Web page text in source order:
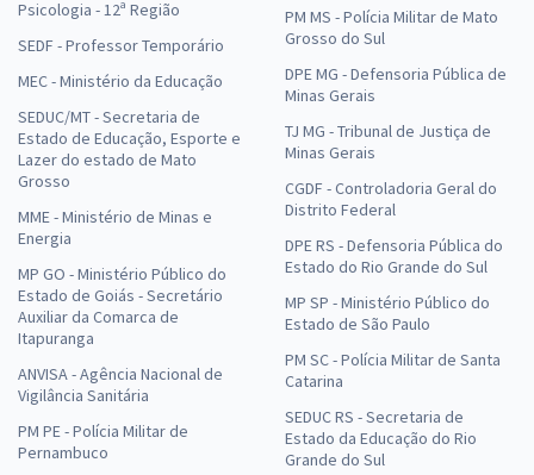
Psicologia - 12ª Região
SEDF - Professor Temporário
MEC - Ministério da Educação
SEDUC/MT - Secretaria de
Estado de Educação, Esporte e
Lazer do estado de Mato
Grosso
MME - Ministério de Minas e
Energia
MP GO - Ministério Público do
Estado de Goiás - Secretário
Auxiliar da Comarca de
Itapuranga
ANVISA - Agência Nacional de
Vigilância Sanitária
PM PE - Polícia Militar de
Pernambuco
PM MS - Polícia Militar de Mato
Grosso do Sul
DPE MG - Defensoria Pública de
Minas Gerais
TJ MG - Tribunal de Justiça de
Minas Gerais
CGDF - Controladoria Geral do
Distrito Federal
DPE RS - Defensoria Pública do
Estado do Rio Grande do Sul
MP SP - Ministério Público do
Estado de São Paulo
PM SC - Polícia Militar de Santa
Catarina
SEDUC RS - Secretaria de
Estado da Educação do Rio
Grande do Sul